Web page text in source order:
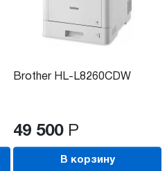
Brother HL-L8260CDW
49 500 Р
В корзину